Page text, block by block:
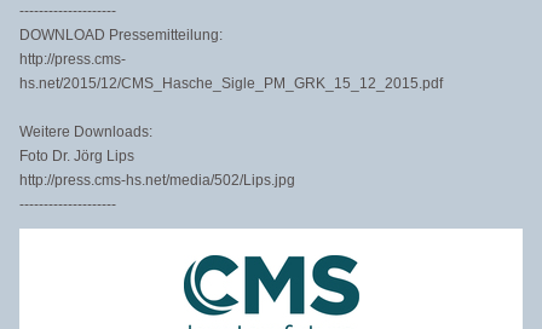
--------------------
DOWNLOAD Pressemitteilung:
http://press.cms-
hs.net/2015/12/CMS_Hasche_Sigle_PM_GRK_15_12_2015.pdf
Weitere Downloads:
Foto Dr. Jörg Lips
http://press.cms-hs.net/media/502/Lips.jpg
--------------------